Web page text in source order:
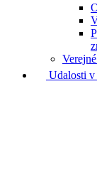
Udalosti v